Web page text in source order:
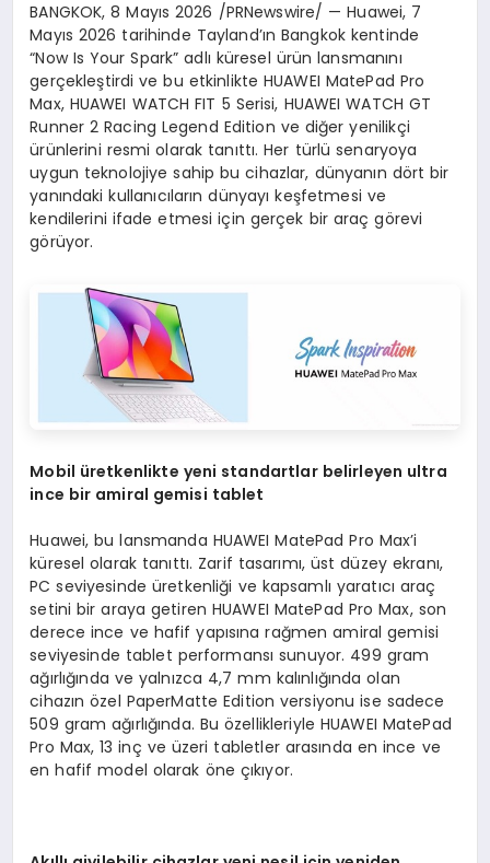
BANGKOK,8 Mayıs 2026 /PRNewswire/ — Huawei, 7
Mayıs 2026 tarihinde Tayland’ın Bangkok kentinde
“Now Is Your Spark” adlı küresel ürün lansmanını
gerçekleştirdi ve bu etkinlikte HUAWEI MatePad Pro
Max, HUAWEI WATCH FIT 5 Serisi, HUAWEI WATCH GT
Runner 2 Racing Legend Edition ve diğer yenilikçi
ürünlerini resmi olarak tanıttı. Her türlü senaryoya
uygun teknolojiye sahip bu cihazlar, dünyanın dört bir
yanındaki kullanıcıların dünyayı keşfetmesi ve
kendilerini ifade etmesi için gerçek bir araç görevi
görüyor.
Mobil üretkenlikte yeni standartlar belirleyen ultra
ince bir amiral gemisi tablet
Huawei, bu lansmanda HUAWEI MatePad Pro Max’i
küresel olarak tanıttı. Zarif tasarımı, üst düzey ekranı,
PC seviyesinde üretkenliği ve kapsamlı yaratıcı araç
setini bir araya getiren HUAWEI MatePad Pro Max, son
derece ince ve hafif yapısına rağmen amiral gemisi
seviyesinde tablet performansı sunuyor. 499 gram
ağırlığında ve yalnızca 4,7 mm kalınlığında olan
cihazın özel PaperMatte Edition versiyonu ise sadece
509 gram ağırlığında. Bu özellikleriyle HUAWEI MatePad
Pro Max, 13 inç ve üzeri tabletler arasında en ince ve
en hafif model olarak öne çıkıyor.